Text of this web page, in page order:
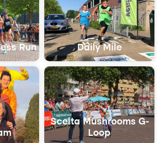
Run Daily Mile
Scelta Mushrooms G-
Loop